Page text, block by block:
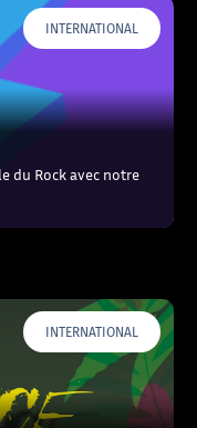
INTERNATIONAL
du Rock avec notre
INTERNATIONAL